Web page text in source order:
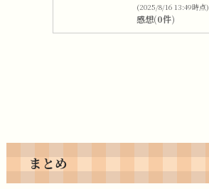
(2025/8/16 13:49時点)
感想(0件)
まとめ